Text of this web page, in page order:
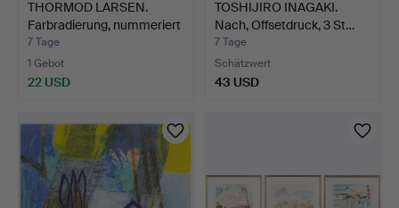
THORMOD LARSEN.
Farbradierung, nummeriert
…
7 Tage
1 Gebot
22 USD
TOSHIJIRO INAGAKI.
Nach, Offsetdruck, 3 St…
7 Tage
Schätzwert
43 USD